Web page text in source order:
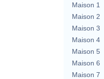
Maison 1
Maison 2
Maison 3
Maison 4
Maison 5
Maison 6
Maison 7